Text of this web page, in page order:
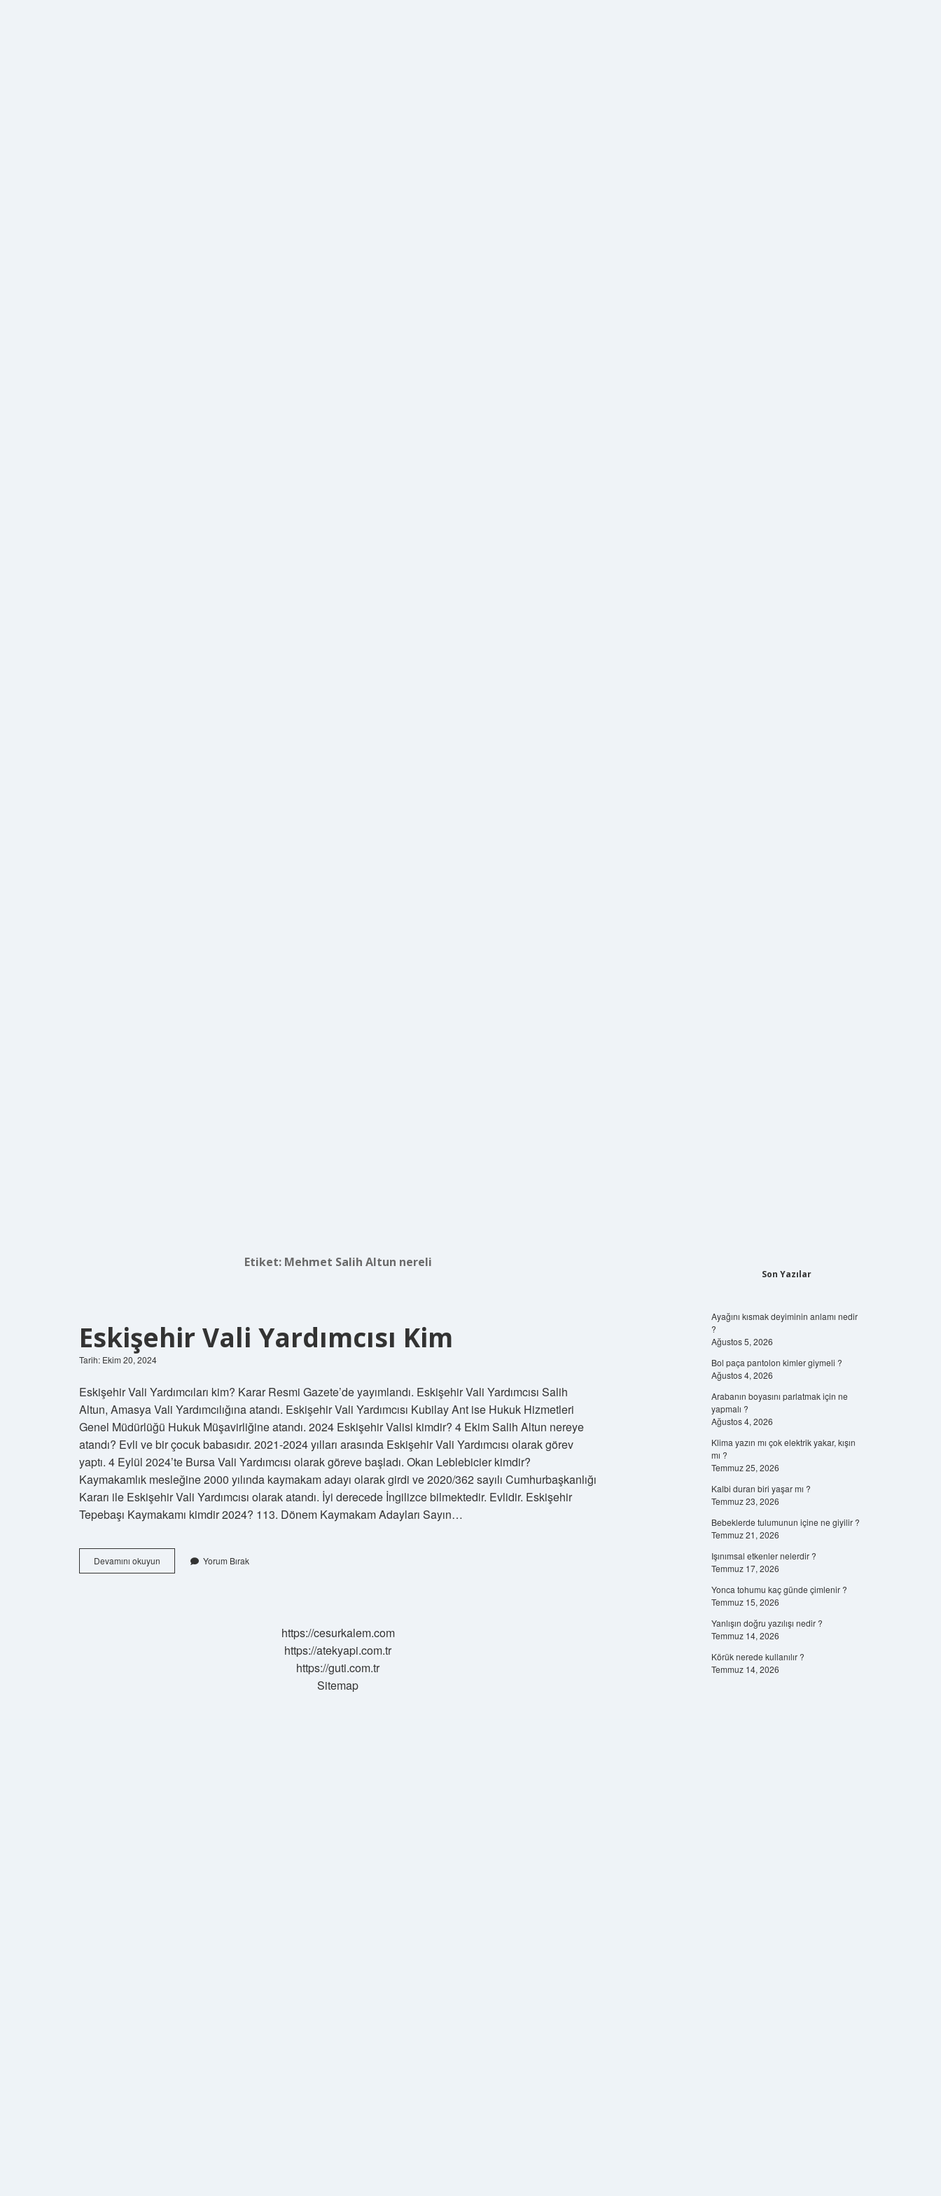
Etiket: Mehmet Salih Altun nereli
Eskişehir Vali Yardımcısı Kim
Tarih: Ekim 20, 2024
Eskişehir Vali Yardımcıları kim? Karar Resmi Gazete’de yayımlandı. Eskişehir Vali Yardımcısı Salih
Altun, Amasya Vali Yardımcılığına atandı. Eskişehir Vali Yardımcısı Kubilay Ant ise Hukuk Hizmetleri
Genel Müdürlüğü Hukuk Müşavirliğine atandı. 2024 Eskişehir Valisi kimdir? 4 Ekim Salih Altun nereye
atandı? Evli ve bir çocuk babasıdır. 2021-2024 yılları arasında Eskişehir Vali Yardımcısı olarak görev
yaptı. 4 Eylül 2024’te Bursa Vali Yardımcısı olarak göreve başladı. Okan Leblebicier kimdir?
Kaymakamlık mesleğine 2000 yılında kaymakam adayı olarak girdi ve 2020/362 sayılı Cumhurbaşkanlığı
Kararı ile Eskişehir Vali Yardımcısı olarak atandı. İyi derecede İngilizce bilmektedir. Evlidir. Eskişehir
Tepebaşı Kaymakamı kimdir 2024? 113. Dönem Kaymakam Adayları Sayın…
Devamını okuyun Eskişehir
Vali
Yorum Bırak
https://cesurkalem.com
https://atekyapi.com.tr
https://guti.com.tr
Sitemap
Son Yazılar
Ayağını kısmak deyiminin anlamı nedir
?
Ağustos 5, 2026
Bol paça pantolon kimler giymeli ?
Ağustos 4, 2026
Arabanın boyasını parlatmak için ne
yapmalı ?
Ağustos 4, 2026
Klima yazın mı çok elektrik yakar, kışın
mı ?
Temmuz 25, 2026
Kalbi duran biri yaşar mı ?
Temmuz 23, 2026
Bebeklerde tulumunun içine ne giyilir ?
Temmuz 21, 2026
Işınımsal etkenler nelerdir ?
Temmuz 17, 2026
Yonca tohumu kaç günde çimlenir ?
Temmuz 15, 2026
Yanlışın doğru yazılışı nedir ?
Temmuz 14, 2026
Körük nerede kullanılır ?
Temmuz 14, 2026